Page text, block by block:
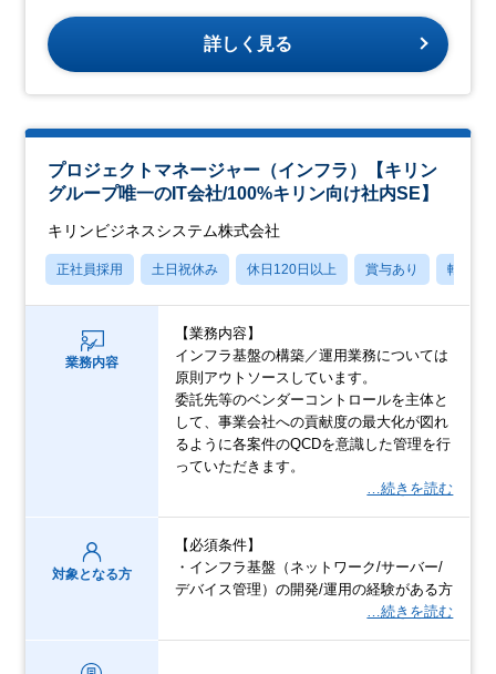
詳しく見る
プロジェクトマネージャー（インフラ）【キリン
グループ唯一のIT会社/100%キリン向け社内SE】
キリンビジネスシステム株式会社
正社員採用 土日祝休み 休日120日以上 賞与あり 転勤な
業務内容
【業務内容】
インフラ基盤の構築／運用業務については
原則アウトソースしています。
委託先等のベンダーコントロールを主体と
して、事業会社への貢献度の最大化が図れ
るように各案件のQCDを意識した管理を行
っていただきます。
…続きを読む
対象となる方
【必須条件】
・インフラ基盤（ネットワーク/サーバー/
デバイス管理）の開発/運用の経験がある方
…続きを読む